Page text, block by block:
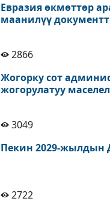
Евразия өкмөттөр
маанилүү
2866
Жогорку сот
жогорулатуу
3049
Пекин 2029-жылдын
2722